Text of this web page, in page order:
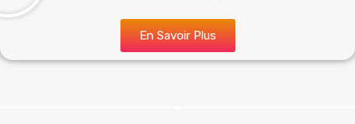
En Savoir Plus